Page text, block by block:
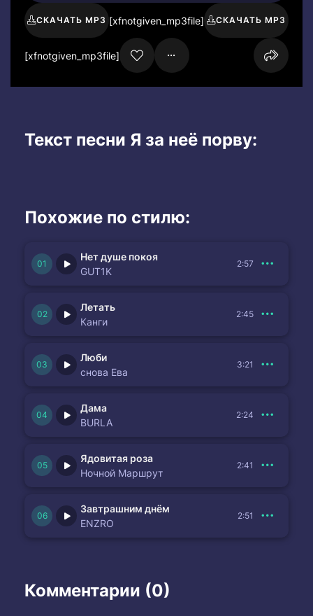
СКАЧАТЬ MP3 [xfnotgiven_mp3file] СКАЧАТЬ MP3
[xfnotgiven_mp3file]
Текст песни Я за неё порву:
Похожие по стилю:
Нет душе покоя
GUT1K
2:57
Летать
Канги
2:45
Люби
снова Ева
3:21
Дама
BURLA
2:24
Ядовитая роза
Ночной Маршрут
2:41
Завтрашним днём
ENZRO
2:51
Комментарии (0)